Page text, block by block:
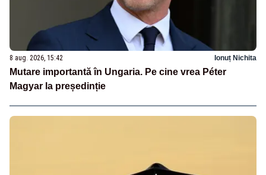
8 aug. 2026, 15:42 Ionuț Nichita
Mutare importantă în Ungaria. Pe cine vrea Péter
Magyar la președinție